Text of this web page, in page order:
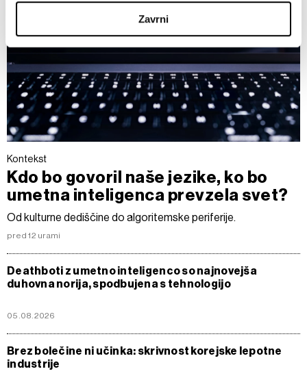
iz Izjave o piškotkih.
Skupni upravljavci obdelave so HD-WIN ARENA SPORT
d.o.o. inPartnerji. Več o podatkih, ki jih obdelujemo, in o
vaših pravicah glede teh podatkov najdete v našiPolitiki
zasebnosti , o piškotkih in drugih podobnih tehnologijah
pa v
Politiki piškotkov.
Piškotke lahko kadar koli ponovno prilagodite tako, da
kliknete možnost »Prikaži podrobnosti«. Privolitev lahko
kadar koli prekličete brez kakršnih koli posledic.
Zavrni
Kontekst
Kdo bo govoril naše jezike, ko bo
umetna inteligenca prevzela svet?
Od kulturne dediščine do algoritemske periferije.
pred 12 urami
Deathboti z umetno inteligenco so najnovejša
duhovna norija, spodbujena s tehnologijo
05.08.2026
Brez bolečine ni učinka: skrivnost korejske lepotne
industrije